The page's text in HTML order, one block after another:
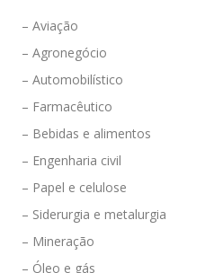
– Aviação
– Agronegócio
– Automobilístico
– Farmacêutico
– Bebidas e alimentos
– Engenharia civil
– Papel e celulose
– Siderurgia e metalurgia
– Mineração
– Óleo e gás